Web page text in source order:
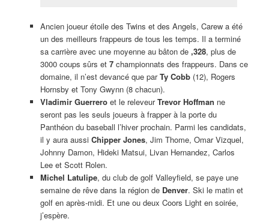
Ancien joueur étoile des Twins et des Angels, Carew a été
un des meilleurs frappeurs de tous les temps. Il a terminé
sa carrière avec une moyenne au bâton de ,328, plus de
3000 coups sûrs et 7 championnats des frappeurs. Dans ce
domaine, il n’est devancé que parTy Cobb (12), Rogers
Hornsby et Tony Gwynn (8 chacun).
Vladimir Guerreroet le releveurTrevor Hoffman ne
seront pas les seuls joueurs à frapper à la porte du
Panthéon du baseball l’hiver prochain. Parmi les candidats,
il y aura aussi Chipper Jones, Jim Thome, Omar Vizquel,
Johnny Damon, Hideki Matsui, Livan Hernandez, Carlos
Lee et Scott Rolen.
Michel Latulipe, du club de golf Valleyfield, se paye une
semaine de rêve dans la région de Denver. Ski le matin et
golf en après-midi. Et une ou deux Coors Light en soirée,
j’espère.